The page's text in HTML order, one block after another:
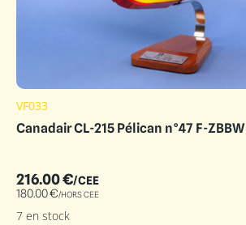
VF033
Canadair CL-215 Pélican n°47 F-ZBBW
216.00€/CEE
180.00€/HORS CEE
7 en stock